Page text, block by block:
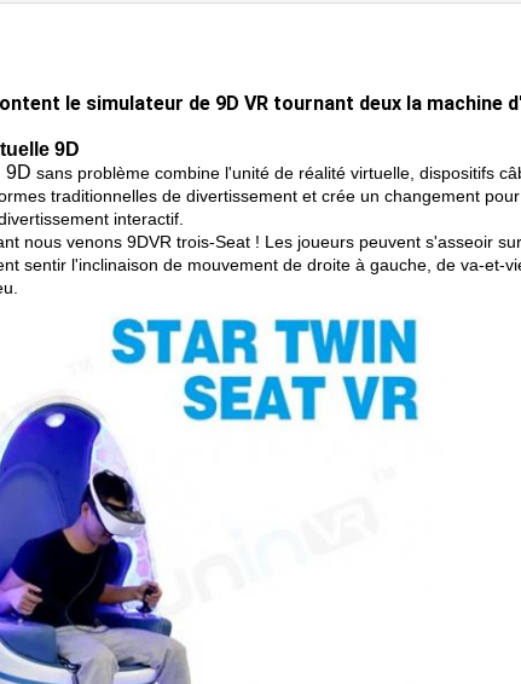
le simulateur de 9D VR tournant deux la machine
9D
9D sans problème combine l'unité de réalité virtuelle, dispositifs
traditionnelles de divertissement et crée un changement
interactif.
nous venons 9DVR trois-Seat ! Les joueurs peuvent s'asseoir
sentir l'inclinaison de mouvement de droite à gauche, de va-et-